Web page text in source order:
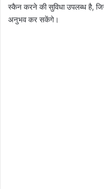
स्कैन करने की सुविधा उपलब्ध है,
अनुभव कर सकेंगे।